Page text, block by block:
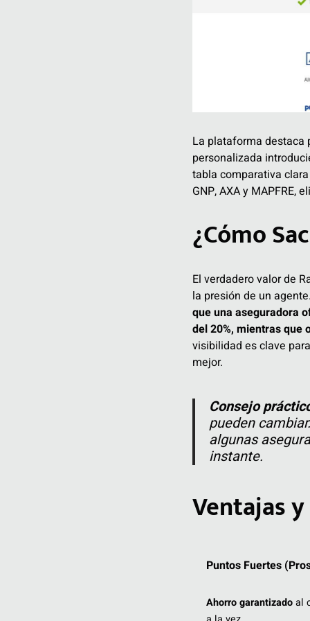
La plataforma destaca
personalizada
tabla comparativa
GNP, AXA y MAPFRE,
¿Cómo
El verdadero valor de
la presión de un
que una aseguradora
del 20%, mientras que
visibilidad es clave
mejor.
Consejo
pueden
algunas
instante.
Ventajas
Puntos Fuertes
Ahorro garantizadoal